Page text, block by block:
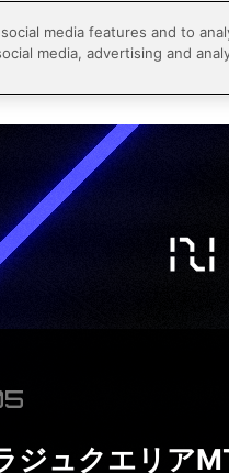
News World
ジュクエリア
media features and to
media, advertising and